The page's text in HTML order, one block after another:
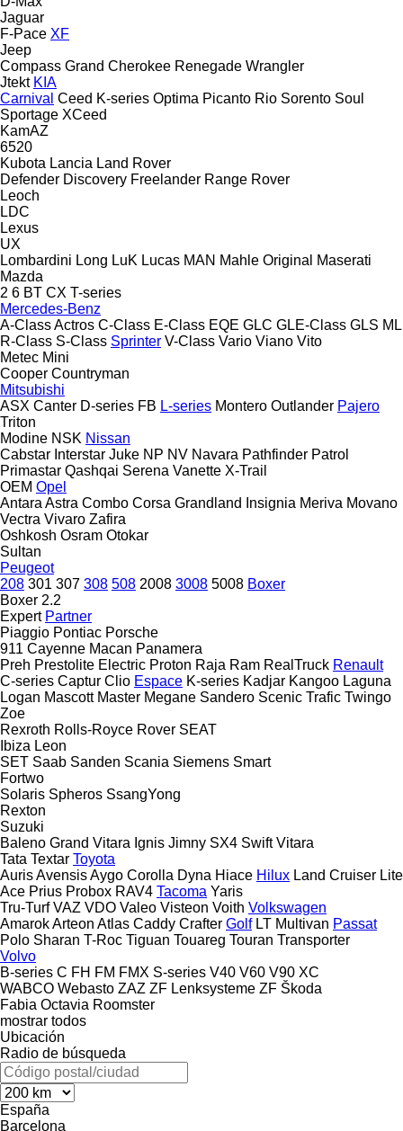
Jaguar
F-Pace XF
Jeep
Compass Grand Cherokee Renegade Wrangler
Jtekt KIA
Carnival Ceed K-series Optima Picanto Rio Sorento Soul
Sportage XCeed
KamAZ
6520
Kubota Lancia Land Rover
Defender Discovery Freelander Range Rover
Leoch
LDC
Lexus
UX
Lombardini Long LuK Lucas MAN Mahle Original
Maserati
Mazda
2 6 BT CX T-series
Mercedes-Benz
A-ClassActros C-Class E-Class EQE GLC GLE-Class GLS ML
R-Class S-Class Sprinter V-Class Vario Viano Vito
Metec Mini
Cooper Countryman
Mitsubishi
ASX Canter D-series FB L-series Montero Outlander Pajero
Triton
Modine NSK Nissan
Cabstar Interstar Juke NP NV Navara Pathfinder Patrol
Primastar Qashqai Serena Vanette X-Trail
OEM Opel
Antara Astra Combo Corsa Grandland Insignia Meriva Movano
Vectra Vivaro Zafira
Oshkosh Osram Otokar
Sultan
Peugeot
208 301 307 308 508 2008 3008 5008 Boxer
Boxer 2.2
Expert Partner
Piaggio Pontiac Porsche
911 Cayenne Macan Panamera
Preh Prestolite Electric Proton Raja Ram RealTruck Renault
C-series Captur Clio Espace K-series Kadjar Kangoo Laguna
Logan Mascott Master Megane Sandero Scenic Trafic Twingo
Zoe
Rexroth Rolls-Royce Rover SEAT
Ibiza Leon
SET Saab Sanden Scania Siemens Smart
Fortwo
Solaris Spheros SsangYong
Rexton
Suzuki
Baleno Grand Vitara Ignis Jimny SX4 Swift Vitara
Tata Textar Toyota
AurisAvensisAygo Corolla Dyna Hiace Hilux Land Cruiser Lite
Ace Prius Probox RAV4 Tacoma Yaris
Tru-Turf VAZ VDO Valeo Visteon Voith Volkswagen
AmarokArteon Atlas Caddy Crafter Golf LT Multivan Passat
Polo Sharan T-Roc Tiguan Touareg Touran Transporter
Volvo
B-series C FH FM FMX S-series V40 V60 V90 XC
WABCO Webasto ZAZ ZF Lenksysteme ZF Škoda
Fabia Octavia Roomster
mostrar todos
Ubicación
Radio de búsqueda
España
Barcelona